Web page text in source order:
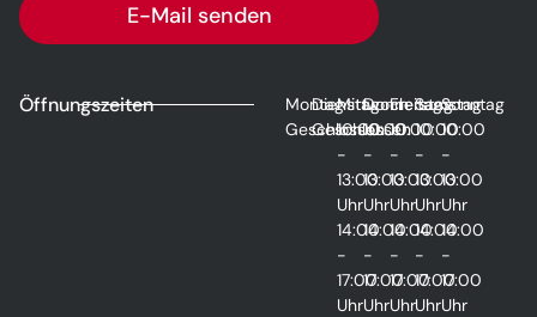
E-Mail senden
Öffnungszeiten
Montag
Geschlossen
Dienstag
Geschlossen
Mittwoch
10:00
-
13:00
Uhr
14:00
-
17:00
Uhr
Donnerstag
10:00
-
13:00
Uhr
14:00
-
17:00
Uhr
Freitag
10:00
-
13:00
Uhr
14:00
-
17:00
Uhr
Samstag
10:00
-
13:00
Uhr
14:00
-
17:00
Uhr
Sonntag
10:00
-
13:00
Uhr
14:00
-
17:00
Uhr